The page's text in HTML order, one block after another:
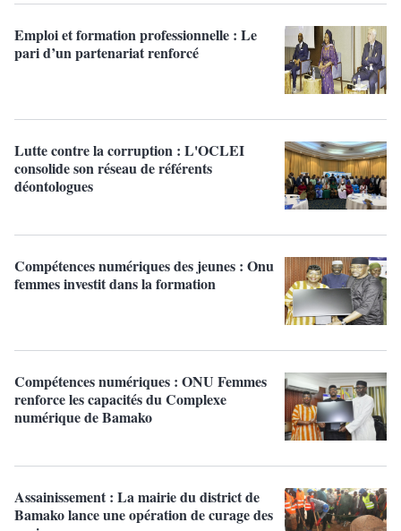
Emploi et formation professionnelle : Le
pari d’un partenariat renforcé
Lutte contre la corruption : L'OCLEI
consolide son réseau de référents
déontologues
Compétences numériques des jeunes : Onu
femmes investit dans la formation
Compétences numériques : ONU Femmes
renforce les capacités du Complexe
numérique de Bamako
Assainissement : La mairie du district de
Bamako lance une opération de curage des